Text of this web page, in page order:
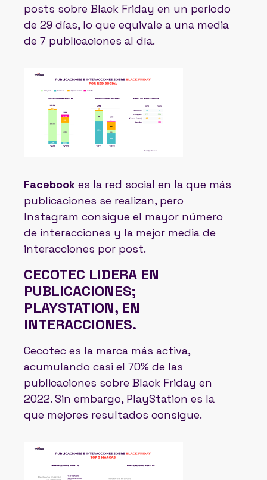
posts sobre Black Friday en un periodo
de 29 días, lo que equivale a una media
de 7 publicaciones al día.
Facebook es la red social en la que más
publicaciones se realizan, pero
Instagram consigue el mayor número
de interacciones y la mejor media de
interacciones por post.
CECOTEC LIDERA EN
PUBLICACIONES;
PLAYSTATION, EN
INTERACCIONES.
Cecotec es la marca más activa,
acumulando casi el 70% de las
publicaciones sobre Black Friday en
2022. Sin embargo, PlayStation es la
que mejores resultados consigue.